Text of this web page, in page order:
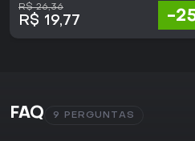
R$ 26,36
R$ 19,77 -
FAQ 9 PERGUNTAS